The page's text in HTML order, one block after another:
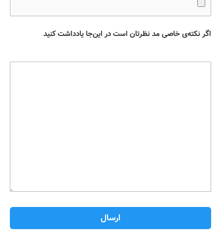
اگر نکته‌ی خاصی مد نظرتان است در این‌جا یادداشت کنید